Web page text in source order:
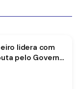
lidera com
pelo Governo